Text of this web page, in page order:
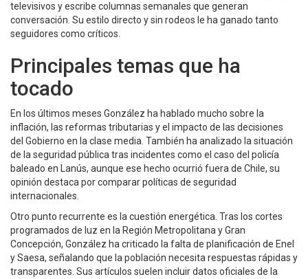
televisivos y escribe columnas semanales que generan
conversación. Su estilo directo y sin rodeos le ha ganado tanto
seguidores como críticos.
Principales temas que ha
tocado
En los últimos meses González ha hablado mucho sobre la
inflación, las reformas tributarias y el impacto de las decisiones
del Gobierno en la clase media. También ha analizado la situación
de la seguridad pública tras incidentes como el caso del policía
baleado en Lanús, aunque ese hecho ocurrió fuera de Chile, su
opinión destaca por comparar políticas de seguridad
internacionales.
Otro punto recurrente es la cuestión energética. Tras los cortes
programados de luz en la Región Metropolitana y Gran
Concepción, González ha criticado la falta de planificación de Enel
y Saesa, señalando que la población necesita respuestas rápidas y
transparentes. Sus artículos suelen incluir datos oficiales de la